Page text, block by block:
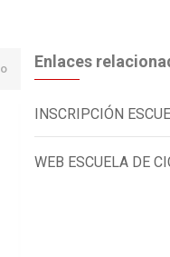
Enlaces
INSCRIPCIÓN
WEB ESCUELA DE